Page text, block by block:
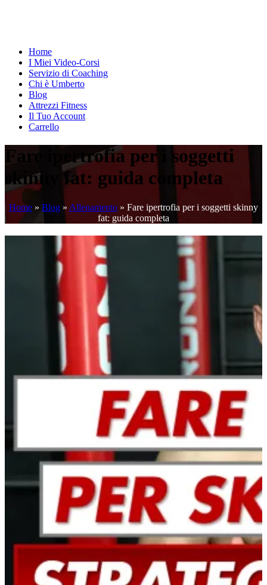
Home
I Miei Video-Corsi
Servizio di Coaching
Chi è Umberto
Blog
Attrezzi Fitness
Il Tuo Account
Carrello
Fare ipertrofia per i soggetti
skinny fat: guida completa
Home » Blog » Allenamento » Fare ipertrofia per i soggetti skinny
fat: guida completa